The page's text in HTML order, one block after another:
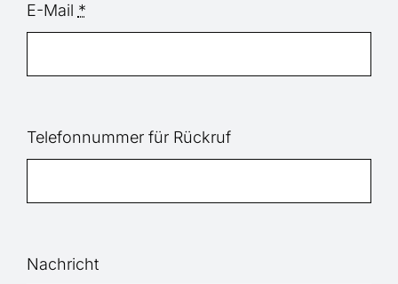
E-Mail *
Telefonnummer für Rückruf
Nachricht